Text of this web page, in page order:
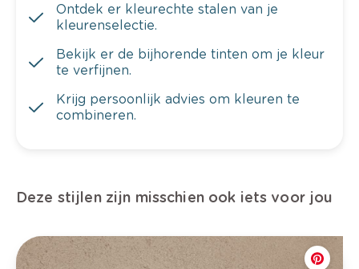
Ontdek er kleurechte stalen van je
kleurenselectie.
Bekijk er de bijhorende tinten om je kleur
te verfijnen.
Krijg persoonlijk advies om kleuren te
combineren.
Deze stijlen zijn misschien ook iets voor jou